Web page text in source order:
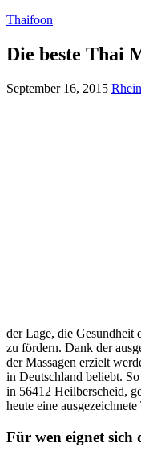
Thaifoon
Die beste Thai
September 16, 2015
der Lage, die Gesundheit
zu fördern. Dank der
der Massagen erzielt
in Deutschland beliebt.
in 56412 Heilberscheid,
heute eine
Für wen eignet sich